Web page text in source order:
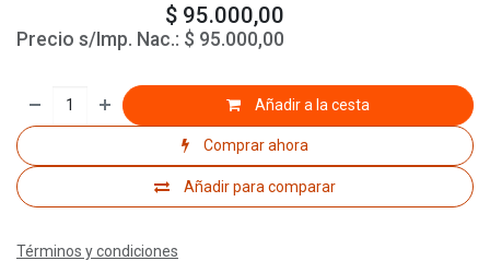
$ 95.000,00
Precio s/Imp. Nac.: $ 95.000,00
Añadir a la cesta
Comprar ahora
Añadir para comparar
Términos y condiciones